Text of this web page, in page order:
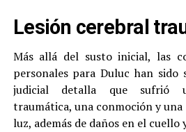
Lesión cerebral
Más allá del susto inicial, las
personales para Duluc han sido
judicial detalla que sufrió
traumática, una conmoción y
luz, además de daños en el cuello